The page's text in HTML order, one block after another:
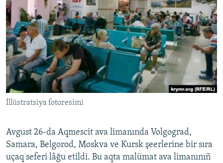
BLOGLAR
FİKİR
Русский
Українською
QOŞULIÑIZ!
RFE/RS bütün saytları
İllüstratsiya fotoresimi
Avgust 26-da Aqmescit ava limanında Volgograd,
Samara, Belgorod, Moskva ve Kursk şeerlerine bir sıra
uçaq seferi lâğu etildi. Bu aqta malümat ava limanınıñ